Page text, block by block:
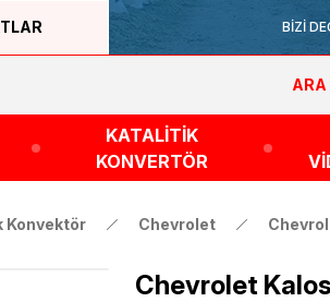
BİZİ
ARA
KATALİTİK
KONVERTÖR
Konvektör Chevrolet
Chevrolet Kalos